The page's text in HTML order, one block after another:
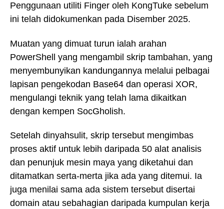
Penggunaan utiliti Finger oleh KongTuke sebelum
ini telah didokumenkan pada Disember 2025.
Muatan yang dimuat turun ialah arahan
PowerShell yang mengambil skrip tambahan, yang
menyembunyikan kandungannya melalui pelbagai
lapisan pengekodan Base64 dan operasi XOR,
mengulangi teknik yang telah lama dikaitkan
dengan kempen SocGholish.
Setelah dinyahsulit, skrip tersebut mengimbas
proses aktif untuk lebih daripada 50 alat analisis
dan penunjuk mesin maya yang diketahui dan
ditamatkan serta-merta jika ada yang ditemui. Ia
juga menilai sama ada sistem tersebut disertai
domain atau sebahagian daripada kumpulan kerja